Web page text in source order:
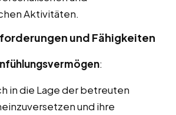
Aktivitäten.
und Fähigkeiten
:
in die Lage der betreuten
und ihre